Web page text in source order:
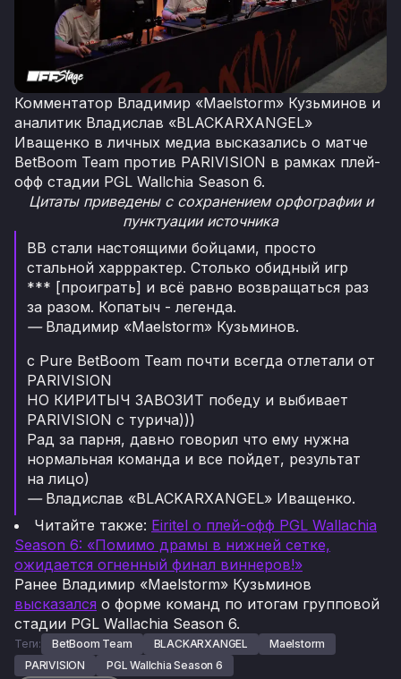
Комментатор Владимир «Maelstorm» Кузьминов и
аналитик Владислав «BLACKARXANGEL»
Иващенко в личных медиа высказались о матче
BetBoom Team против PARIVISION в рамках плей-
офф стадии PGL Wallchia Season 6.
Цитаты приведены с сохранением орфографии и
пунктуации источника
BB стали настоящими бойцами, просто
стальной харррактер. Столько обидный игр
*** [проиграть] и всё равно возвращаться раз
за разом. Копатыч - легенда.
—Владимир «Maelstorm» Кузьминов.
с Pure BetBoom Team почти всегда отлетали от
PARIVISION
НО КИРИТЫЧ ЗАВОЗИТ победу и выбивает
PARIVISION с турича)))
Рад за парня, давно говорил что ему нужна
нормальная команда и все пойдет, результат
на лицо)
—Владислав «BLACKARXANGEL» Иващенко.
Читайте также: Eiritel о плей-офф PGL Wallachia
Season 6: «Помимо драмы в нижней сетке,
ожидается огненный финал виннеров!»
Ранее Владимир «Maelstorm» Кузьминов
высказался о форме команд по итогам групповой
стадии PGL Wallachia Season 6.
Теги: BetBoom Team BLACKARXANGEL
Maelstorm
PARIVISION
PGL Wallchia Season 6